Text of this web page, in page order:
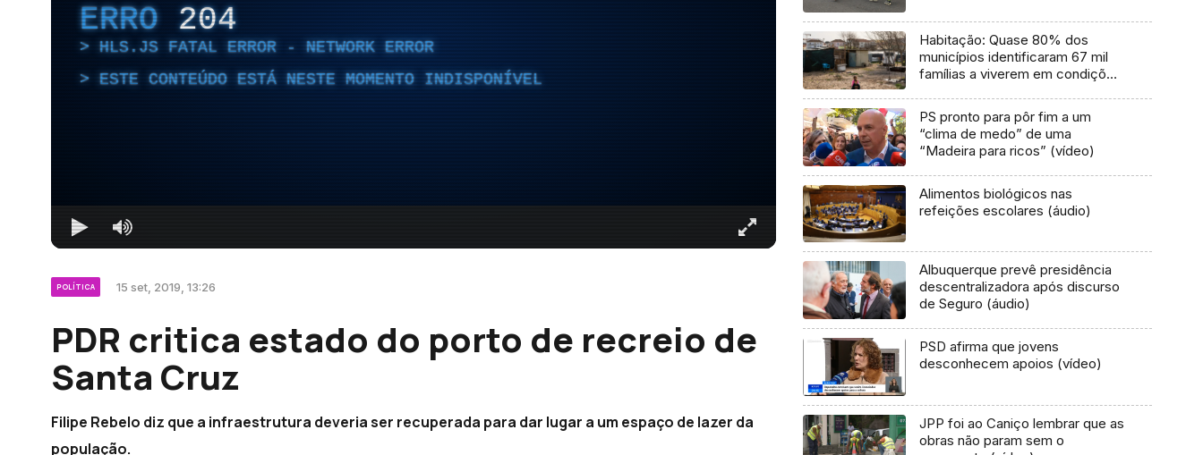
ERRO 204
HLS.JS FATAL ERROR - NETWORK ERROR
ESTE CONTEÚDO ESTÁ NESTE MOMENTO INDISPONÍVEL
POLÍTICA 15 set, 2019, 13:26
PDR critica estado do porto de recreio de
Santa Cruz
Filipe Rebelo diz que a infraestrutura deveria ser recuperada para dar lugar a um espaço de lazer da
população.
Habitação: Quase 80% dos
municípios identificaram 67 mil
famílias a viverem em condições
PS pronto para pôr fim a um
“clima de medo” de uma
“Madeira para ricos” (vídeo)
Alimentos biológicos nas
refeições escolares (áudio)
Albuquerque prevê presidência
descentralizadora após discurso
de Seguro (áudio)
PSD afirma que jovens
desconhecem apoios (vídeo)
JPP foi ao Caniço lembrar que as
obras não param sem o